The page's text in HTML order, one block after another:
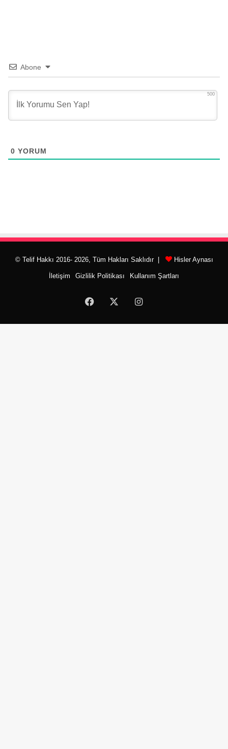
Abone
500
0 YORUM
© Telif Hakkı 2016- 2026, Tüm Hakları Saklıdır | Hisler Aynası
İletişim Gizlilik Politikası Kullanım Şartları
Facebook Instagram